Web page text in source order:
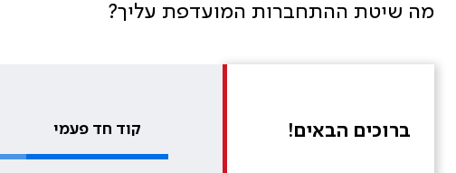
מה שיטת ההתחברות המועדפת עליך?
ברוכים הבאים! קוד חד פעמי